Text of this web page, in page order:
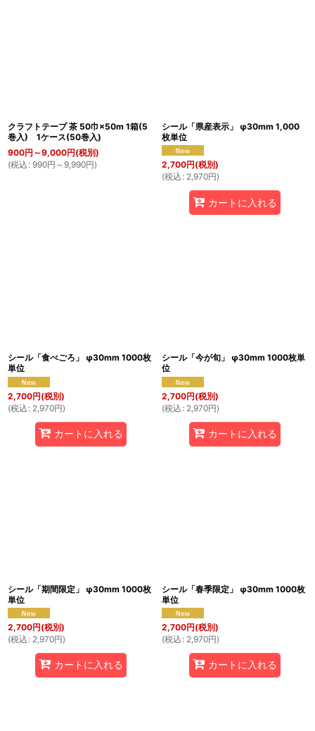
クラフトテープ 茶 50巾×50m 1箱(5
巻入) 1ケース(50巻入)
900円 ～9,000円(税別)
(税込 : 990円 ～9,990円)
シール「県産表示」 φ30mm 1,000
枚単位
2,700円(税別)
(税込 : 2,970円)
カートに入れる
シール「食べごろ」 φ30mm 1000枚
単位
2,700円(税別)
(税込 : 2,970円)
カートに入れる
シール「今が旬」 φ30mm 1000枚単
位
2,700円(税別)
(税込 : 2,970円)
カートに入れる
シール「期間限定」 φ30mm 1000枚
単位
2,700円(税別)
(税込 : 2,970円)
カートに入れる
シール「春季限定」 φ30mm 1000枚
単位
2,700円(税別)
(税込 : 2,970円)
カートに入れる